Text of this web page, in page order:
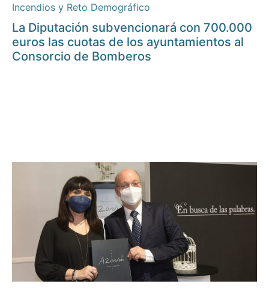
Incendios y Reto Demográfico
La Diputación subvencionará con 700.000
euros las cuotas de los ayuntamientos al
Consorcio de Bomberos